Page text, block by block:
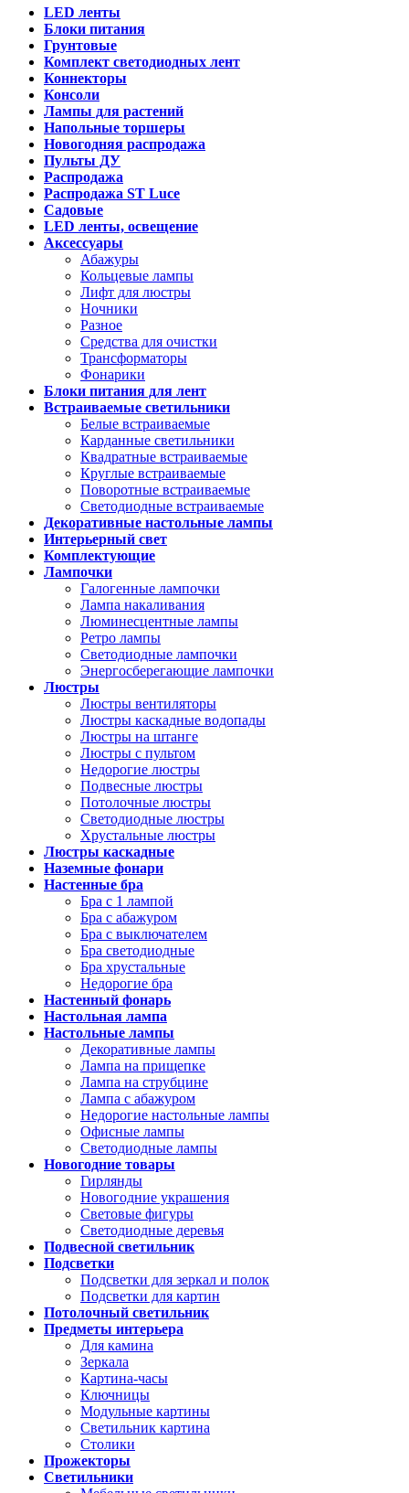
LED ленты
Блоки питания
Грунтовые
Комплект светодиодных лент
Коннекторы
Консоли
Лампы для растений
Напольные торшеры
Новогодняя распродажа
Пульты ДУ
Распродажа
Распродажа ST Luce
Садовые
LED ленты, освещение
Аксессуары
Абажуры
Кольцевые лампы
Лифт для люстры
Ночники
Разное
Средства для очистки
Трансформаторы
Фонарики
Блоки питания для лент
Встраиваемые светильники
Белые встраиваемые
Карданные светильники
Квадратные встраиваемые
Круглые встраиваемые
Поворотные встраиваемые
Светодиодные встраиваемые
Декоративные настольные лампы
Интерьерный свет
Комплектующие
Лампочки
Галогенные лампочки
Лампа накаливания
Люминесцентные лампы
Ретро лампы
Светодиодные лампочки
Энергосберегающие лампочки
Люстры
Люстры вентиляторы
Люстры каскадные водопады
Люстры на штанге
Люстры с пультом
Недорогие люстры
Подвесные люстры
Потолочные люстры
Светодиодные люстры
Хрустальные люстры
Люстры каскадные
Наземные фонари
Настенные бра
Бра с 1 лампой
Бра с абажуром
Бра с выключателем
Бра светодиодные
Бра хрустальные
Недорогие бра
Настенный фонарь
Настольная лампа
Настольные лампы
Декоративные лампы
Лампа на прищепке
Лампа на струбцине
Лампа с абажуром
Недорогие настольные лампы
Офисные лампы
Светодиодные лампы
Новогодние товары
Гирлянды
Новогодние украшения
Световые фигуры
Светодиодные деревья
Подвесной светильник
Подсветки
Подсветки для зеркал и полок
Подсветки для картин
Потолочный светильник
Предметы интерьера
Для камина
Зеркала
Картина-часы
Ключницы
Модульные картины
Светильник картина
Столики
Прожекторы
Светильники